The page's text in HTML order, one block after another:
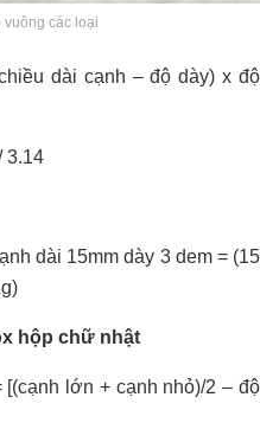
vuông các loại
dài cạnh – độ dày) x độ
3.14
dài 15mm dày 3 dem = (15
hộp chữ nhật
lớn + cạnh nhỏ)/2 – độ